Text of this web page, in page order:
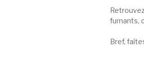
fumants,
Bref,